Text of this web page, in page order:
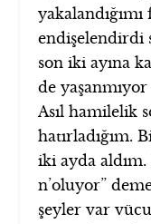
endişelendirdi
son iki ayına
de
Asıl hamilelik
hatırladığım.
iki ayda
n’oluyor”
şeyler var